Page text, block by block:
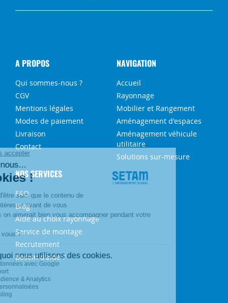
A PROPOS
Qui sommes-nous ?
CGV
Mentions légales
Modes de paiement
Livraison
Contact
NAVIGATION
Accueil
Rayonnage
Mobilier et Rangement
Aménagement d'espaces
Aménagement véhicule
utilitaire
Solutions sur-mesure
NOS SERVICES
FAQ
Blog
Aide au choix rayonnage
Service de montage
Recrutement
Besoin d'aide ?